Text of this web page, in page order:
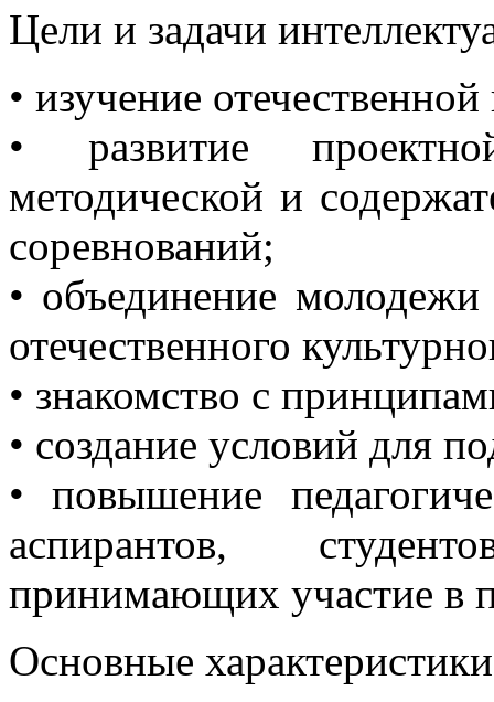
Цели и задачи
• изучение
• развитие
методической и
соревнований;
• объединение
отечественного
• знакомство с
• создание условий для
• повышение
аспирантов,
принимающих участие в
Основные